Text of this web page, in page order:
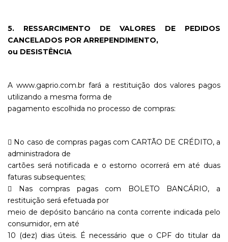
5. RESSARCIMENTO DE VALORES DE PEDIDOS
CANCELADOS POR ARREPENDIMENTO,
ou DESISTÊNCIA
A www.gaprio.com.br fará a restituição dos valores pagos
utilizando a mesma forma de
pagamento escolhida no processo de compras:
 No caso de compras pagas com CARTÃO DE CRÉDITO, a
administradora de
cartões será notificada e o estorno ocorrerá em até duas
faturas subsequentes;
 Nas compras pagas com BOLETO BANCÁRIO, a
restituição será efetuada por
meio de depósito bancário na conta corrente indicada pelo
consumidor, em até
10 (dez) dias úteis. É necessário que o CPF do titular da